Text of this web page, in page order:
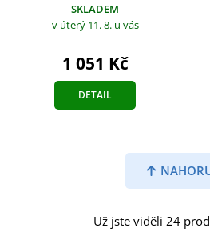
SKLADEM
v úterý 11. 8. u vás
1 051 Kč
DETAIL
Už jste viděli 24